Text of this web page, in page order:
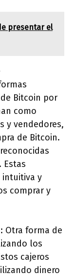
presentar el
Bitcoin por
como
y vendedores,
de Bitcoin.
Estas
intuitiva y
comprar y
Otra forma de
los
cajeros
dinero